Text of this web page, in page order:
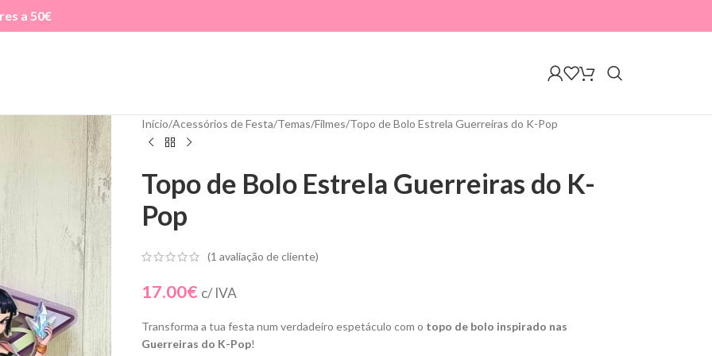
a 50€
Início Acessórios de Festa Temas Filmes Topo de Bolo Estrela Guerreiras do K-Pop
Topo de Bolo Estrela Guerreiras do K-
Pop
(1 avaliação de cliente)
17.00€ c/ IVA
Transforma a tua festa num verdadeiro espetáculo com o topo de bolo inspirado nas
Guerreiras do K-Pop!